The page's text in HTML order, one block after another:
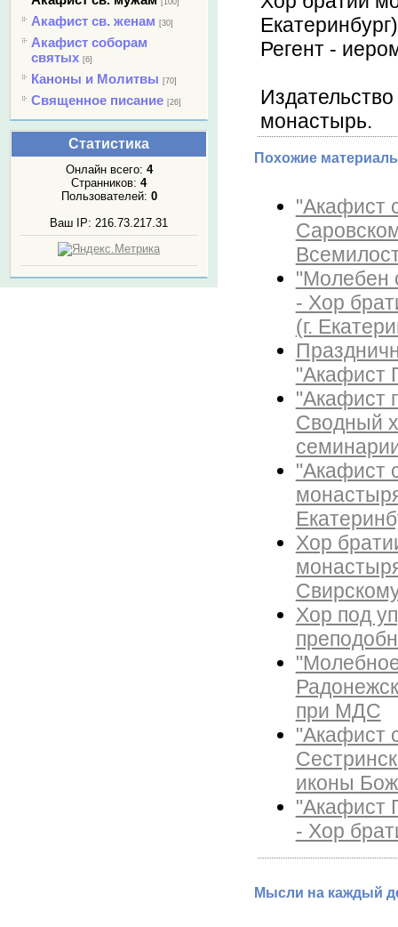
Акафист св. женам [30]
Акафист соборам
святых [6]
Каноны и Молитвы [70]
Священное писание [26]
Статистика
Онлайн всего: 4
Странников: 4
Пользователей: 0
Ваш IP: 216.73.217.31
Регент -
монастырь.
Похожие
"Акафист
"Молебен
- Хор
(г.
"Акафист
"Акафист
Сводный
"Акафист
Хор
Хор под
при МДС
"Акафист
иконы
"Акафист
- Хор
Мысли на каждый